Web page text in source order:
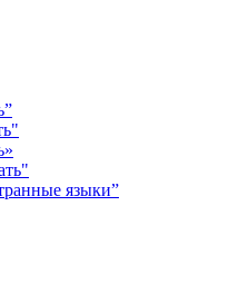
языки”